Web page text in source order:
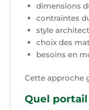
dimensions
contraintes
style
choix des
besoins en
Cette approche
Quel